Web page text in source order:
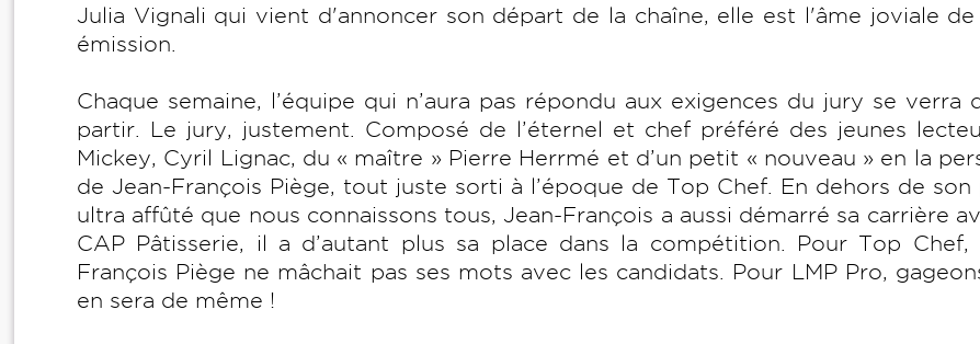
Julia Vignali qui vient d'annoncer son départ de la chaîne, elle est l'âme joviale
émission.
Chaque semaine, l’équipe qui n’aura pas répondu aux exigences du jury se verra
partir. Le jury, justement. Composé de l’éternel et chef préféré des jeunes
Mickey, Cyril Lignac, du « maître » Pierre Herrmé et d’un petit « nouveau » en la
de Jean-François Piège, tout juste sorti à l’époque de Top Chef. En dehors de son
ultra affûté que nous connaissons tous, Jean-François a aussi démarré sa carrière
CAP Pâtisserie, il a d’autant plus sa place dans la compétition. Pour Top Chef,
François Piège ne mâchait pas ses mots avec les candidats. Pour LMP Pro,
en sera de même !